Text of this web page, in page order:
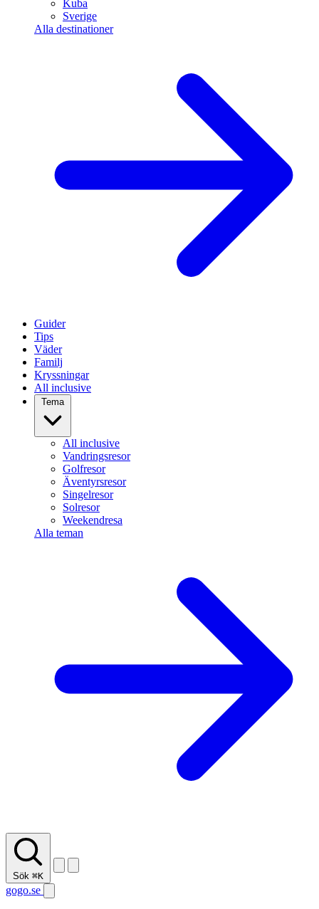
Kuba
Sverige
Alla destinationer
Guider
Tips
Väder
Familj
Kryssningar
All inclusive
Tema
All inclusive
Vandringsresor
Golfresor
Äventyrsresor
Singelresor
Solresor
Weekendresa
Alla teman
Sök ⌘K
gogo.se